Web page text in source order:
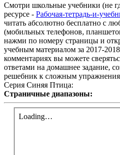
Смотри школьные учебники (не
ресурсе - Рабочая-тетрадь-и-
читать абсолютно бесплатно с
(мобильных телефонов,
нажми по номеру страницы и
учебным материалом за 2017-
комментариях вы можете
ответами на домашнее задание,
решебник к сложным
Серия Синяя Птица:
Страничные диапазоны: